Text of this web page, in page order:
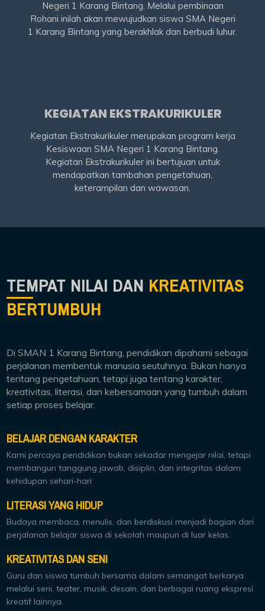
Negeri 1 Karang Bintang. Melalui pembinaan
Rohani inilah akan mewujudkan siswa SMA Negeri
1 Karang Bintang yang berakhlak dan berbudi luhur.
KEGIATAN EKSTRAKURIKULER
Kegiatan Ekstrakurikuler merupakan program kerja
Kesiswaan SMA Negeri 1 Karang Bintang.
Kegiatan Ekstrakurikuler ini bertujuan untuk
mendapatkan tambahan pengetahuan,
keterampilan dan wawasan.
TEMPAT NILAI DAN KREATIVITAS
BERTUMBUH
Di SMAN 1 Karang Bintang, pendidikan dipahami sebagai
perjalanan membentuk manusia seutuhnya. Bukan hanya
tentang pengetahuan, tetapi juga tentang karakter,
kreativitas, literasi, dan kebersamaan yang tumbuh dalam
setiap proses belajar.
BELAJAR DENGAN KARAKTER
Kami percaya pendidikan bukan sekadar mengejar nilai, tetapi
membangun tanggung jawab, disiplin, dan integritas dalam
kehidupan sehari-hari
LITERASI YANG HIDUP
Budaya membaca, menulis, dan berdiskusi menjadi bagian dari
perjalanan belajar siswa di sekolah maupun di luar kelas.
KREATIVITAS DAN SENI
Guru dan siswa tumbuh bersama dalam semangat berkarya
melalui seni, teater, musik, desain, dan berbagai ruang ekspresi
kreatif lainnya.